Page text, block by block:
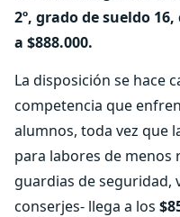
2º, grado de sueldo
a $888.000.
La disposición se hace
competencia que
alumnos, toda vez que
para labores de menos
guardias de seguridad,
conserjes- llega a los